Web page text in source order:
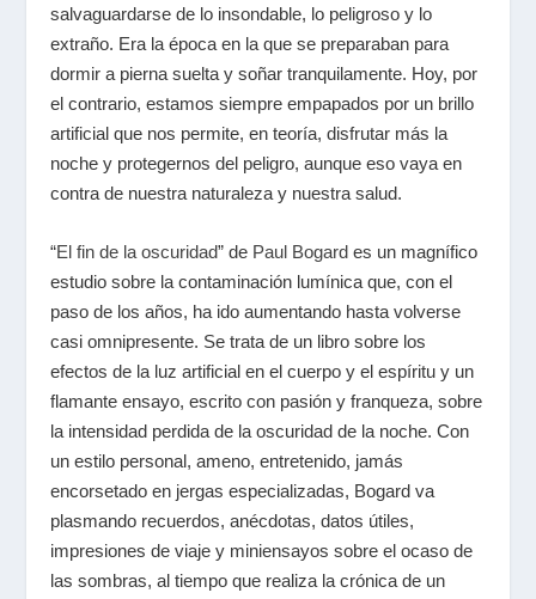
salvaguardarse de lo insondable, lo peligroso y lo
extraño. Era la época en la que se preparaban para
dormir a pierna suelta y soñar tranquilamente. Hoy, por
el contrario, estamos siempre empapados por un brillo
artificial que nos permite, en teoría, disfrutar más la
noche y protegernos del peligro, aunque eso vaya en
contra de nuestra naturaleza y nuestra salud.
“El fin de la oscuridad” de Paul Bogard es un magnífico
estudio sobre la contaminación lumínica que, con el
paso de los años, ha ido aumentando hasta volverse
casi omnipresente. Se trata de un libro sobre los
efectos de la luz artificial en el cuerpo y el espíritu y un
flamante ensayo, escrito con pasión y franqueza, sobre
la intensidad perdida de la oscuridad de la noche. Con
un estilo personal, ameno, entretenido, jamás
encorsetado en jergas especializadas, Bogard va
plasmando recuerdos, anécdotas, datos útiles,
impresiones de viaje y miniensayos sobre el ocaso de
las sombras, al tiempo que realiza la crónica de un